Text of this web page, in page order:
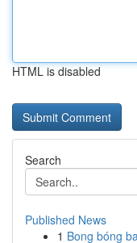
HTML is disabled
Search
Published News
1 Bong bóng